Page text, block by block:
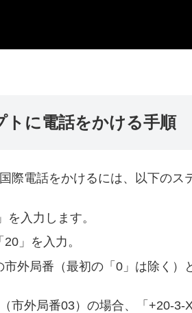
トに電話をかける手順
際電話をかけるには、以下のス
を入力します。
」を入力。
外局番（最初の「0」は除く）
市外局番03）の場合、「+20-3-